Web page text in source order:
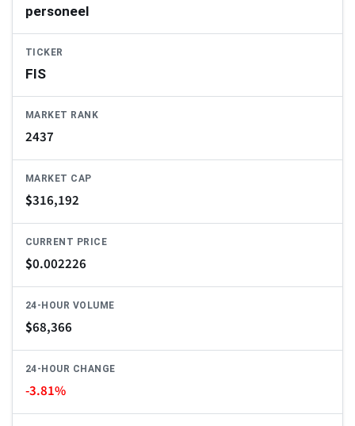
personeel
TICKER
FIS
MARKET RANK
2437
MARKET CAP
$316,192
CURRENT PRICE
$0.002226
24-HOUR VOLUME
$68,366
24-HOUR CHANGE
-3.81%